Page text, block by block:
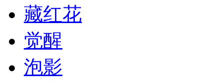
藏红花
觉醒
泡影